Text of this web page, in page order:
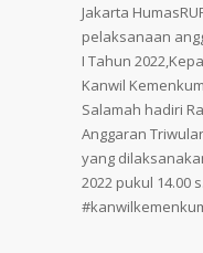
Jakarta
pelaksanaan
I Tahun
Kanwil
Salamah hadiri
Anggaran
yang
2022 pukul 14.00